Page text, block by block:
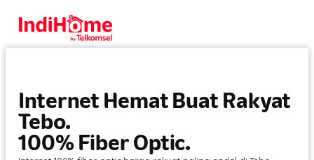
Internet Hemat Buat Rakyat
Tebo.
100% Fiber Optic.